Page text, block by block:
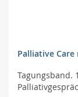
Palliative Care
Tagungsband.